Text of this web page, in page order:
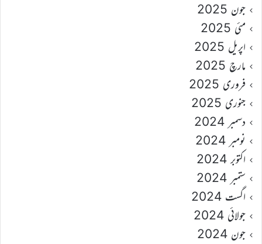
جون 2025
مئی 2025
اپریل 2025
مارچ 2025
فروری 2025
جنوری 2025
دسمبر 2024
نومبر 2024
اکتوبر 2024
ستمبر 2024
اگست 2024
جولائی 2024
جون 2024